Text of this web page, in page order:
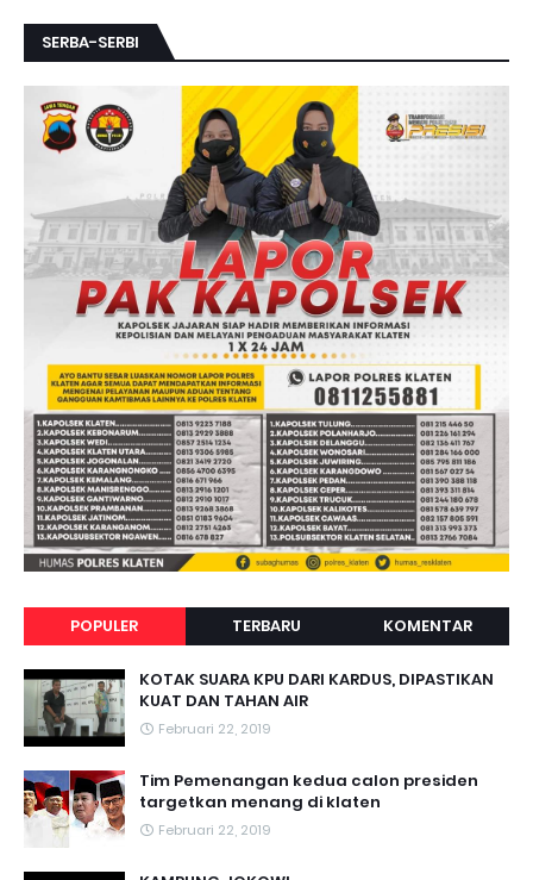
SERBA-SERBI
POPULER TERBARU KOMENTAR
KOTAK SUARA KPU DARI KARDUS, DIPASTIKAN
KUAT DAN TAHAN AIR
Februari 22, 2019
Tim Pemenangan kedua calon presiden
targetkan menang di klaten
Februari 22, 2019